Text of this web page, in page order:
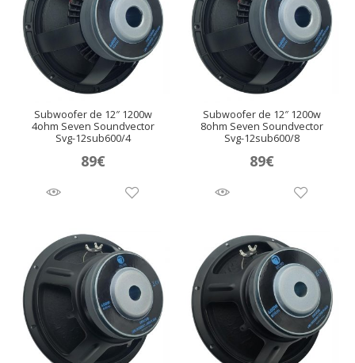
Subwoofer de 12″ 1200w
4ohm Seven Soundvector
Svg-12sub600/4
89€
Subwoofer de 12″ 1200w
8ohm Seven Soundvector
Svg-12sub600/8
89€